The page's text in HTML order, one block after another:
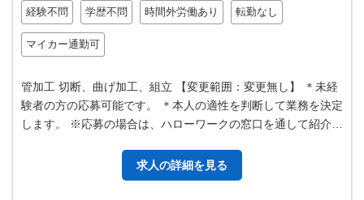
経験不問 学歴不問 時間外労働あり 転勤なし
マイカー通勤可
管加工 切断、曲げ加工、組立 【変更範囲：変更無し】 ＊未経
験者の方の応募可能です。 ＊本人の適性を判断して業務を決定
します。 ※応募の場合は、ハローワークの窓口を通して紹介を
求人の詳細を見る